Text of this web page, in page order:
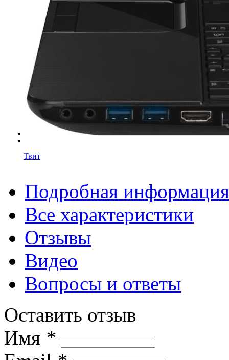
Твит
Подробная информация
Все характеристики
Отзывы
Видео
Вопросы и ответы
Оставить отзыв
Имя *